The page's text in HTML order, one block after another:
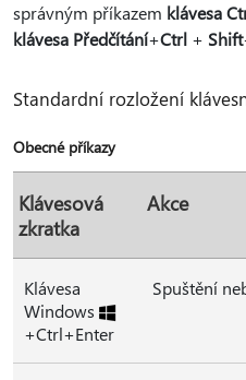
správným příkazem klávesa
klávesa Předčítání+Ctrl + Shift
Standardní rozložení
Obecné příkazy
Klávesová
zkratka
Akce
Klávesa
Windows
+Ctrl+Enter
Spuštění